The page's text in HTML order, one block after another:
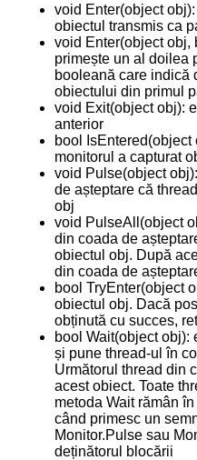
void Enter(object
obiectul transmis ca
void Enter(object obj,
primește un al doilea
booleană care indică
obiectului din primul
void Exit(object obj):
anterior
bool IsEntered(object
monitorul a capturat
void Pulse(object
de așteptare că
obj
void PulseAll(object
din coada de
obiectul obj. După
din coada de
bool TryEnter(object
obiectul obj. Dacă
obținută cu succes,
bool Wait(object
și pune thread-ul în
Următorul thread din
acest obiect. Toate
metoda Wait rămân
când primesc un
Monitor.Pulse sau
deținătorul blocării